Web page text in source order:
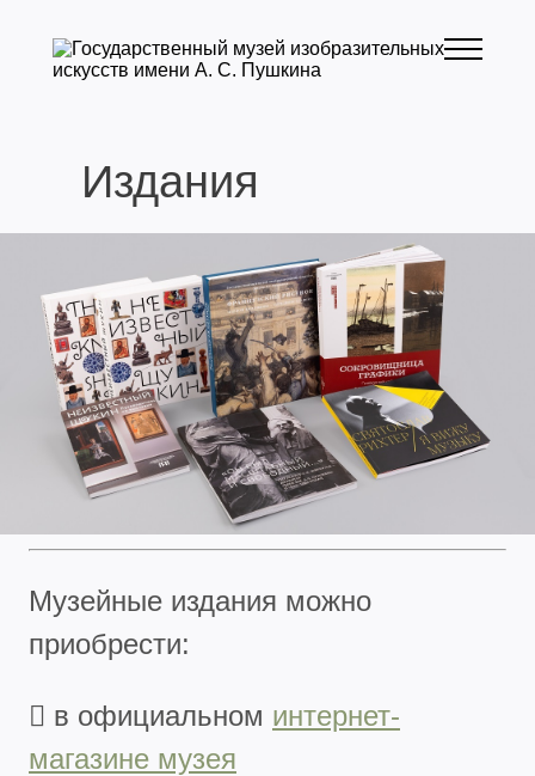
Издания
Музейные издания можно
приобрести:
 в официальном интернет-
магазине музея